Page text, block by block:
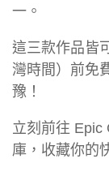
一。
這三款作品皆
灣時間）前免
豫！
立刻前往 Epic
庫，收藏你的